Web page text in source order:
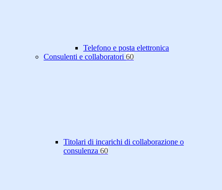
Telefono e posta elettronica
Consulenti e collaboratori 60
Titolari di incarichi di collaborazione o
consulenza 60